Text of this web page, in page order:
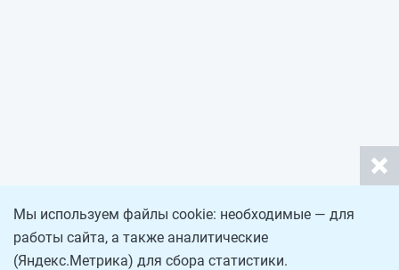
Мы используем файлы cookie: необходимые — для
работы сайта, а также аналитические
(Яндекс.Метрика) для сбора статистики.